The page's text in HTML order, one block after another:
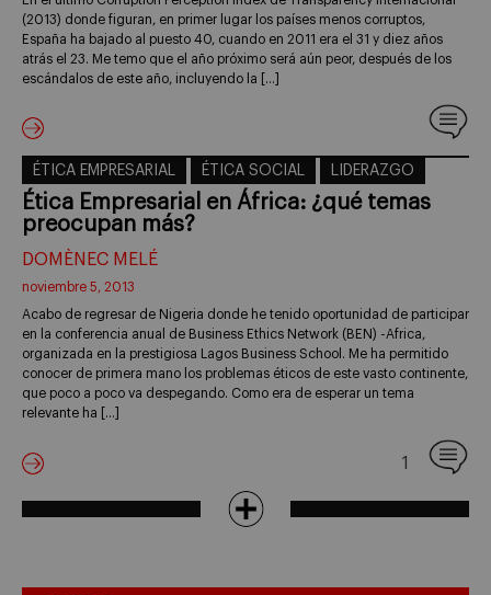
(2013) donde figuran, en primer lugar los países menos corruptos,
España ha bajado al puesto 40, cuando en 2011 era el 31 y diez años
atrás el 23. Me temo que el año próximo será aún peor, después de los
escándalos de este año, incluyendo la […]
ÉTICA EMPRESARIAL ÉTICA SOCIAL LIDERAZGO
Ética Empresarial en África: ¿qué temas
preocupan más?
DOMÈNEC MELÉ
noviembre 5, 2013
Acabo de regresar de Nigeria donde he tenido oportunidad de participar
en la conferencia anual de Business Ethics Network (BEN) -Africa,
organizada en la prestigiosa Lagos Business School. Me ha permitido
conocer de primera mano los problemas éticos de este vasto continente,
que poco a poco va despegando. Como era de esperar un tema
relevante ha […]
1